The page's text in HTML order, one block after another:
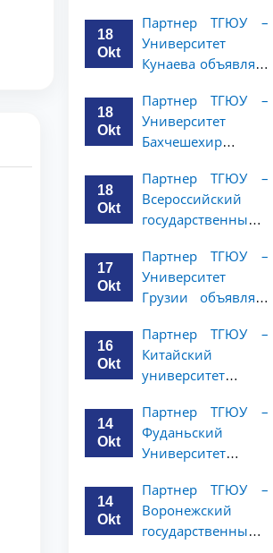
курсов
Купалы объявляет
программу
академической
студентов 2-3
курсов ТГЮУ
18
Okt
Партнер ТГЮУ –
Университет
Кунаева объявляет
академической
мобильности для
студентов 2–3
18
Okt
Партнер ТГЮУ –
Университет
Бахчешехир
программе
академической
мобильности для
курсов
18
Okt
Партнер ТГЮУ –
Всероссийский
государственный
юстиции
объявляет
программу
мобильности для
студентов 2–3
курсов ТГЮУ
17
Okt
Партнер ТГЮУ –
Университет
Грузии объявляет
академической
мобильности для
студентов 2–3
16
Okt
Партнер ТГЮУ –
Китайский
университет
и права объявляет
программу
академической
студентов 2–3
курсов ТГЮУ
14
Okt
Партнер ТГЮУ –
Фуданьский
Университет
программу
академической
мобильности для
14
Okt
Партнер ТГЮУ –
Воронежский
государственный